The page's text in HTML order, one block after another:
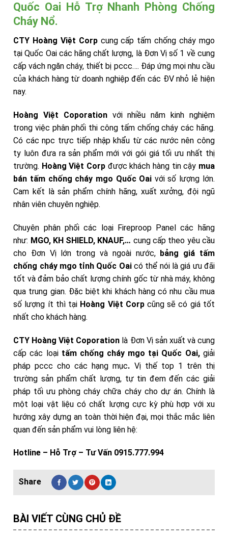
Quốc Oai Hỗ Trợ Nhanh Phòng Chống
Cháy Nổ.
CTY Hoàng Việt Corpcung cấp tấm chống cháy mgo
tại Quốc Oai các hãng chất lượng, là Đơn Vị số 1 về cung
cấp vách ngăn cháy, thiết bị pccc…. Đáp ứng mọi nhu cầu
của khách hàng từ doanh nghiệp đến các ĐV nhỏ lẻ hiện
nay.
Hoàng Việt Coporationvới nhiều năm kinh nghiệm
trong việc phân phối thi công tấm chống cháy các hãng.
Có các npc trực tiếp nhập khẩu từ các nước nên công
ty luôn đưa ra sản phẩm mới với gói giá tối ưu nhất thị
trường. Hoàng Việt Corp được khách hàng tin cậy mua
bán tấm chống cháy mgo Quốc Oai với số lượng lớn.
Cam kết là sản phẩm chính hãng, xuất xưởng, đội ngũ
nhân viên chuyên nghiệp.
Chuyên phân phối các loại Fireproop Panel các hãng
như: MGO, KH SHIELD, KNAUF,… cung cấp theo yêu cầu
cho Đơn Vị lớn trong và ngoài nước, bảng giá tấm
chống cháy mgo tỉnh Quốc Oaicó thể nói là giá ưu đãi
tốt và đảm bảo chất lượng chính gốc từ nhà máy, không
qua trung gian. Đặc biệt khi khách hàng có nhu cầu mua
số lượng ít thì tại Hoàng Việt Corpcũng sẽ có giá tốt
nhất cho khách hàng.
CTY Hoàng Việt Coporation là Đơn Vị sản xuất và cung
cấp các loại tấm chống cháy mgo tại Quốc Oai, giải
pháp pccc cho các hạng mục. Vị thế top 1 trên thị
trường sản phẩm chất lượng, tự tin đem đến các giải
pháp tối ưu phòng cháy chữa cháy cho dự án. Chính là
một loại vật liệu có chất lượng cực kỳ phù hợp với xu
hướng xây dựng an toàn thời hiện đại, mọi thắc mắc liên
quan đến sản phẩm vui lòng liên hệ:
Hotline – Hỗ Trợ – Tư Vấn 0915.777.994
BÀI VIẾT CÙNG CHỦ ĐỀ